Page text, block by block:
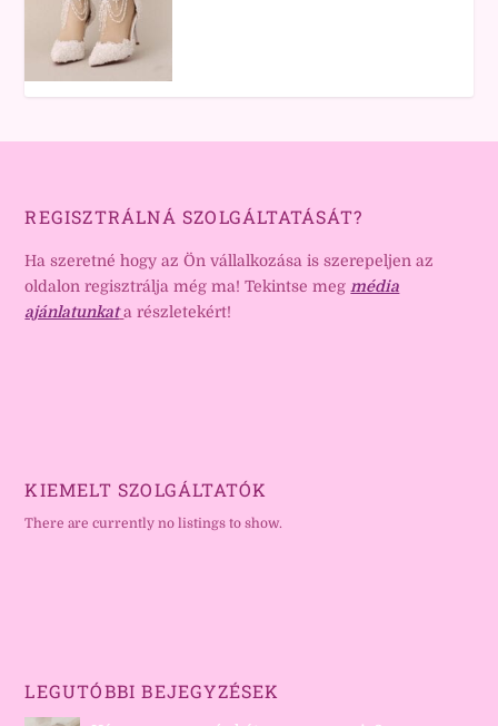
REGISZTRÁLNÁ SZOLGÁLTATÁSÁT?
Ha szeretné hogy az Ön vállalkozása is szerepeljen az
oldalon regisztrálja még ma! Tekintse megmédia
ajánlatunkat a részletekért!
KIEMELT SZOLGÁLTATÓK
There are currently no listings to show.
LEGUTÓBBI BEJEGYZÉSEK